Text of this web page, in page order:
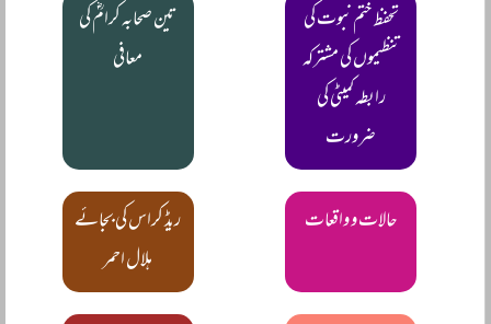
تحفظ ختم نبوت کی
تنظیموں کی مشترکہ
رابطہ کمیٹی کی
ضرورت
تین صحابہ کرامؓ کی
معافی
حالات و واقعات
ریڈ کراس کی بجائے
ہلال احمر